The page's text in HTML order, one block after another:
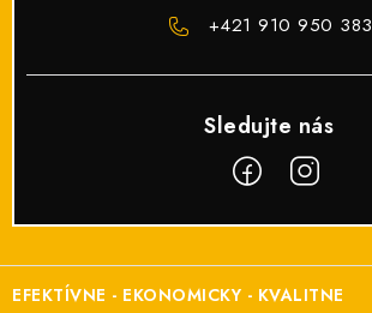
+421 910 950 383
áEFEKTÍVNE - EKONOMICKY - KVALITNE